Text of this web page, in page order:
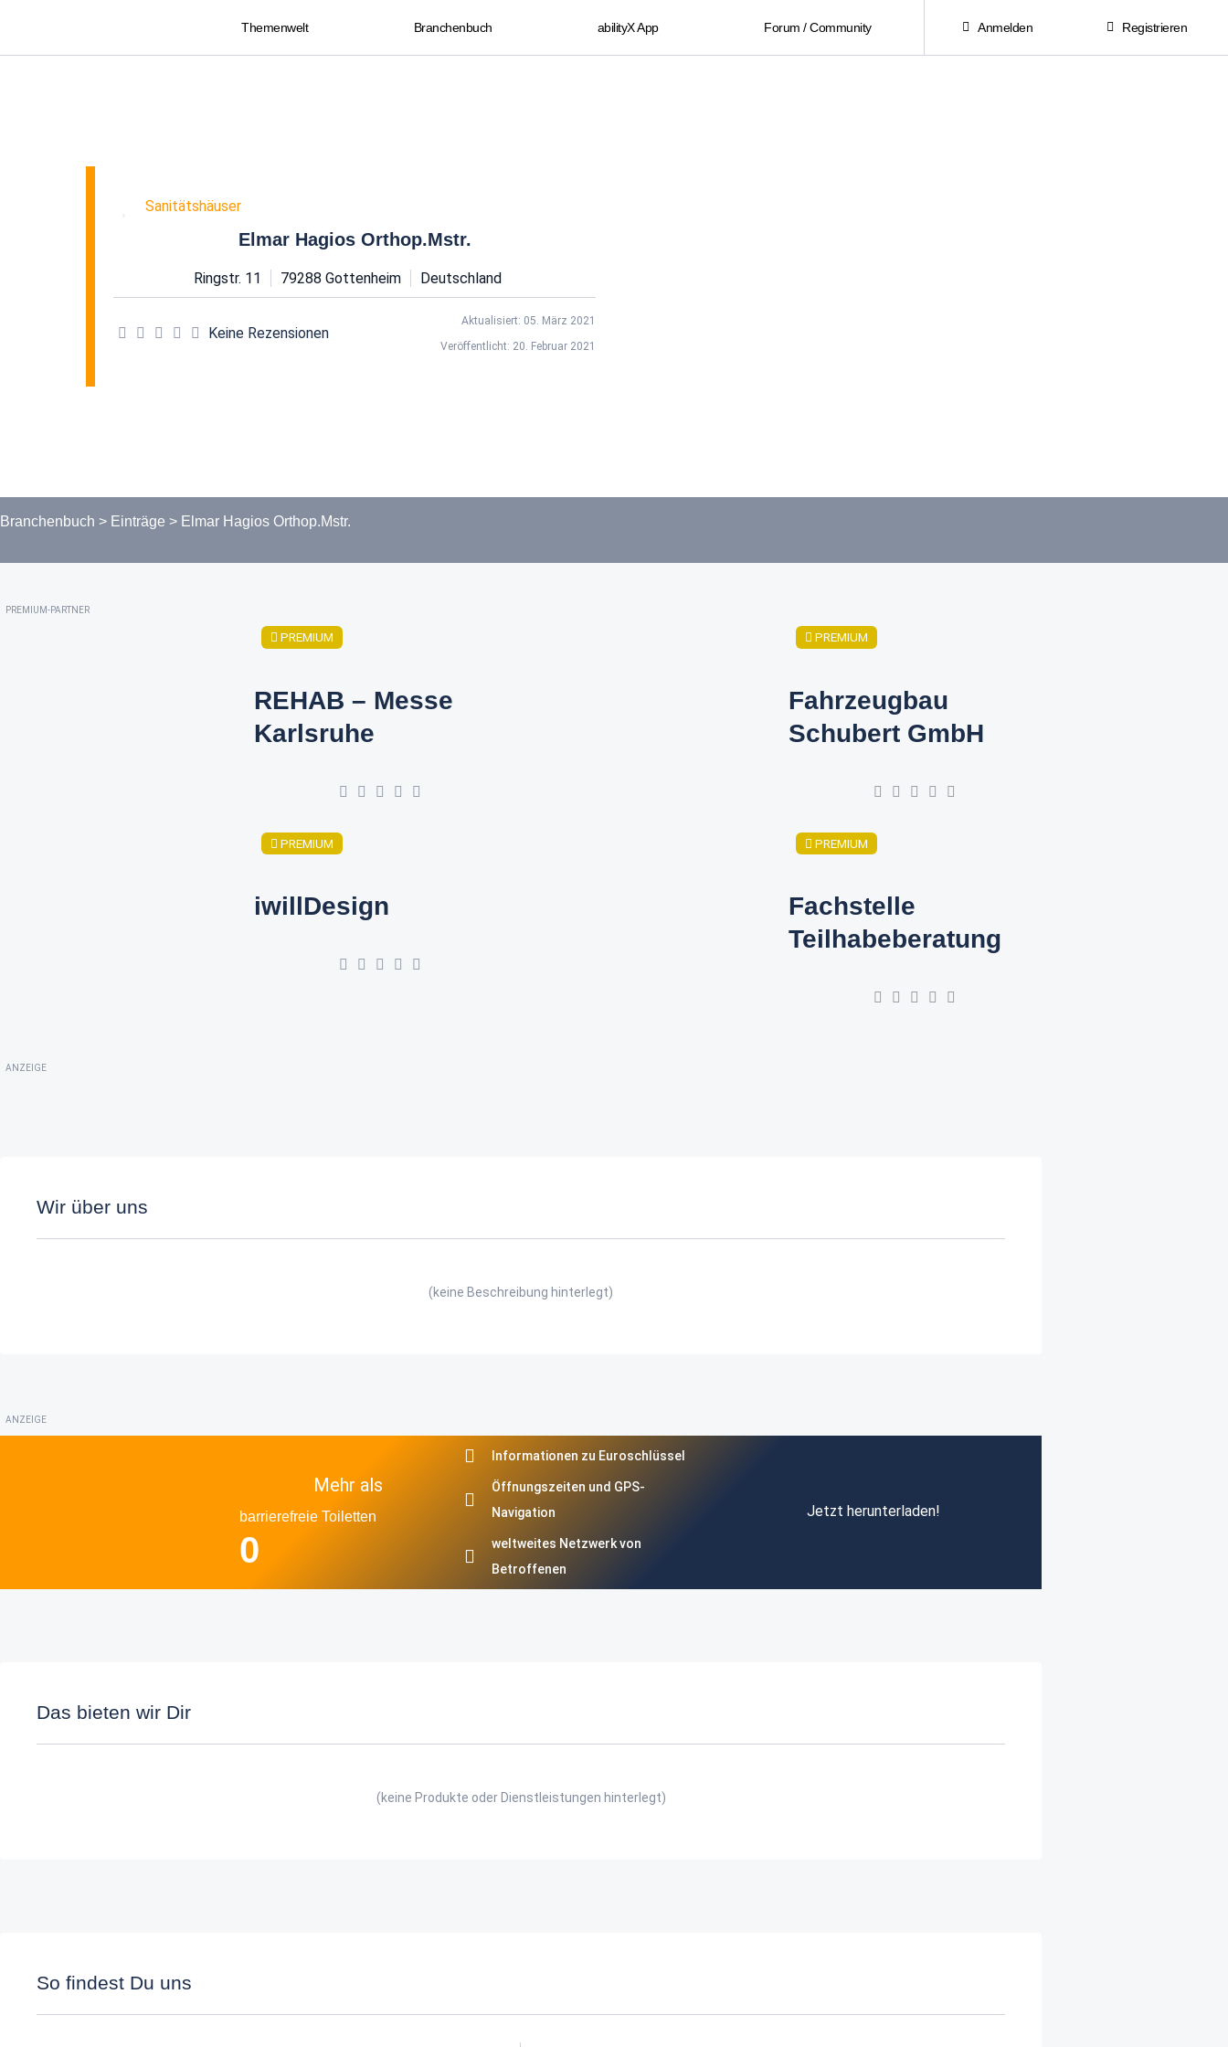
Themenwelt Branchenbuch abilityX App Forum / Community Anmelden Registrieren
Favorit
Sanitätshäuser
Elmar Hagios Orthop.Mstr.
Ringstr. 11 79288 Gottenheim Deutschland
Keine Rezensionen
Aktualisiert: 05. März 2021
Veröffentlicht: 20. Februar 2021
Branchenbuch > Einträge > Elmar Hagios Orthop.Mstr.
PREMIUM-PARTNER
PREMIUM
REHAB – Messe
Karlsruhe
PREMIUM
Fahrzeugbau
Schubert GmbH
PREMIUM
iwillDesign
PREMIUM
Fachstelle
Teilhabeberatung
ANZEIGE
Wir über uns
(keine Beschreibung hinterlegt)
ANZEIGE
Mehr als
barrierefreie Toiletten
0
Informationen zu Euroschlüssel
Öffnungszeiten und GPS-
Navigation
weltweites Netzwerk von
Betroffenen
Jetzt herunterladen!
Das bieten wir Dir
(keine Produkte oder Dienstleistungen hinterlegt)
So findest Du uns